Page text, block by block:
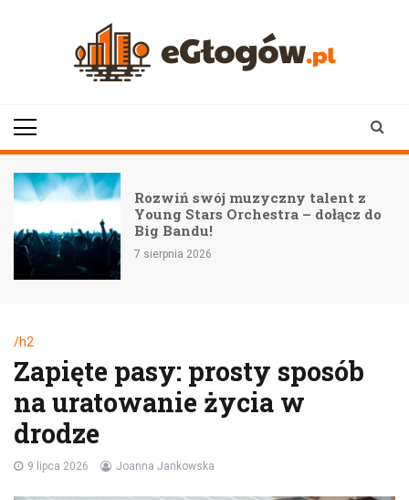
Rozwiń swój muzyczny talent z
Young Stars Orchestra – dołącz do
Big Bandu!
7 sierpnia 2026
/h2
Zapięte pasy: prosty sposób
na uratowanie życia w
drodze
9 lipca 2026 Joanna Jankowska